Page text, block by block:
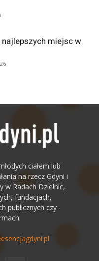
miejsc w
ciałem lub
na rzecz Gdyni i
w Radach Dzielnic,
fundacjach,
publicznych czy